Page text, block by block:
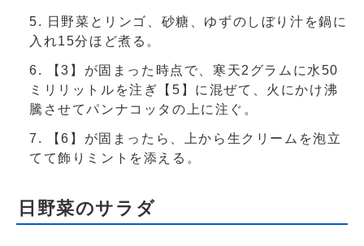
日野菜とリンゴ、砂糖、ゆずのしぼり汁を鍋に
入れ15分ほど煮る。
【3】が固まった時点で、寒天2グラムに水50
ミリリットルを注ぎ【5】に混ぜて、火にかけ沸
騰させてパンナコッタの上に注ぐ。
【6】が固まったら、上から生クリームを泡立
てて飾りミントを添える。
日野菜のサラダ